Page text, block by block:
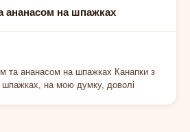
ананасом на шпажках
та ананасом на шпажках Канапки з
на мою думку, доволі